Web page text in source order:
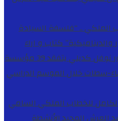
الملكي .. “فلسفة السيادة
والديناميكية”كتاب و اراء
الدكتور نوفل كديلي يتفقد 39 مؤسسة
سطات خلال الموسم الدراسي
للخطاب الملكي السامي
الأنشطة